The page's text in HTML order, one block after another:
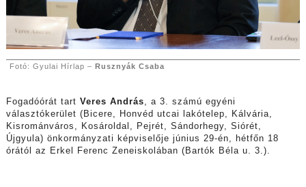
Fotó: Gyulai Hírlap – Rusznyák Csaba
Fogadóórát tart Veres András, a 3. számú egyéni
választókerület (Bicere, Honvéd utcai lakótelep, Kálvária,
Kisrománváros, Kosároldal, Pejrét, Sándorhegy, Siórét,
Újgyula) önkormányzati képviselője június 29-én, hétfőn 18
órától az Erkel Ferenc Zeneiskolában (Bartók Béla u. 3.).